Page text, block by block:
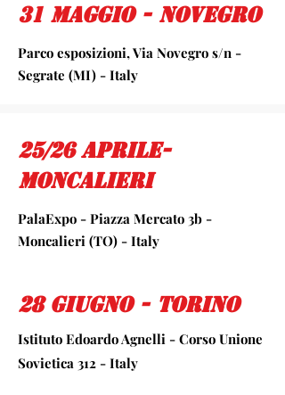
31 Maggio - novegro
Parco esposizioni, Via Novegro s/n -
Segrate (MI) - Italy
25/26 Aprile-
Moncalieri
PalaExpo - Piazza Mercato 3b -
Moncalieri (TO) - Italy
28 Giugno - Torino
Istituto Edoardo Agnelli - Corso Unione
Sovietica 312 - Italy